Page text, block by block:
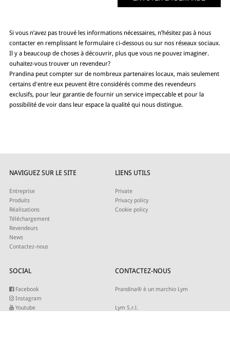
Si vous n’avez pas trouvé les informations nécessaires, n’hésitez pas à nous
contacter en remplissant le formulaire ci-dessous ou sur nos réseaux sociaux.
Il y a beaucoup de choses à découvrir, plus que vous ne pouvez imaginer.
ouhaitez-vous trouver un revendeur?
Prandina peut compter sur de nombreux partenaires locaux, mais seulement
certains d'entre eux peuvent être considérés comme des revendeurs
exclusifs, pour leur garantie de fournir un service impeccable et pour la
possibilité de voir dans leur espace la qualité qui nous distingue.
NAVIGUEZ SUR LE SITE
Entreprise
Produits
Réalisations
Téléchargement
Revendeurs
News
Contactez-nous
LIENS UTILS
Private
Privacy policy
Cookie policy
SOCIAL
Facebook
Instagram
Youtube
CONTACTEZ-NOUS
Prandina® è un marchio Lym
Lym S.r.l.